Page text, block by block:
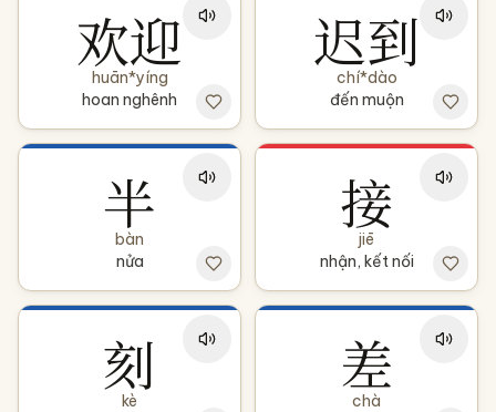
欢迎
huān*yíng
hoan nghênh
迟到
chí*dào
đến muộn
半
bàn
nửa
接
jiē
nhận, kết nối
刻
kè
差
chà